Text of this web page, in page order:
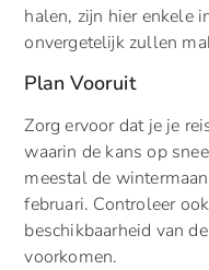
halen, zijn hier enkele
onvergetelijk zullen
Plan Vooruit
Zorg ervoor dat je je
waarin de kans op
meestal de
februari. Controleer
beschikbaarheid van
voorkomen.